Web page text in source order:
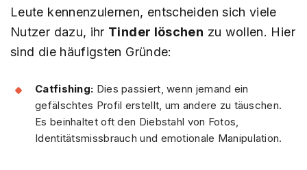
Leute kennenzulernen, entscheiden sich viele
Nutzer dazu, ihr Tinder löschen zu wollen. Hier
sind die häufigsten Gründe:
Catfishing: Dies passiert, wenn jemand ein
gefälschtes Profil erstellt, um andere zu täuschen.
Es beinhaltet oft den Diebstahl von Fotos,
Identitätsmissbrauch und emotionale Manipulation.